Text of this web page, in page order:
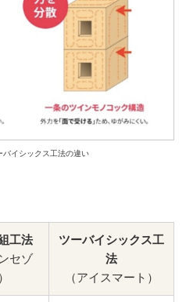
バイシックス工法の違い
工法
セゾ
ツーバイシックス工
法
（アイスマート）